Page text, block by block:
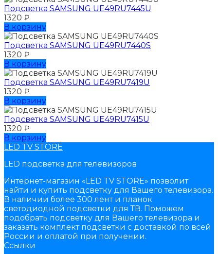
Подсветка SAMSUNG UЕ49RU7445U
1320 ₽
В корзину
Подсветка SAMSUNG UЕ49RU7440S
1320 ₽
В корзину
Подсветка SAMSUNG UЕ49RU7419U
1320 ₽
В корзину
Подсветка SAMSUNG UЕ49RU7415U
1320 ₽
В корзину
LED TV STORE
LED подсветка для телевизоров
Интернет-магазин «LED TV STORE» позволит
найти и купить подсветку для Вашего телевизора.
В наличии более 300 лент и планок
светодиодной подсветки для ТВ. Поможем
подобрать подсветку для Вашего телевизора и
заказать комплект подсветки с доставкой по всей
России и оплатой при получении.
Ссылки